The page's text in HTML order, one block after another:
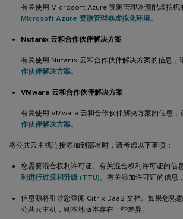
有关使用 Microsoft Azure 资源管理器预配虚拟机
Microsoft Azure 资源管理器虚拟化环境。
Nutanix 云和合作伙伴解决方案
有关使用 Nutanix 云和合作伙伴解决方案的信息，
作伙伴解决方案。
VMware 云和合作伙伴解决方案
有关使用 VMware 云和合作伙伴解决方案的信息，
作伙伴解决方案。
将公共云主机连接添加到部署时，请考虑以下事项：
您需要混合权利许可证。有关混合权利许可证的信
利进行过渡和升级 (TTU) 。有关添加许可证的信息
信息源将引导您查阅 Citrix DaaS 文档。如果您熟
公共云主机，则本地版本存在一些差异。